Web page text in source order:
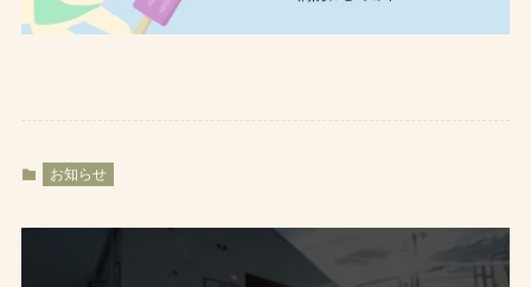
お知らせ